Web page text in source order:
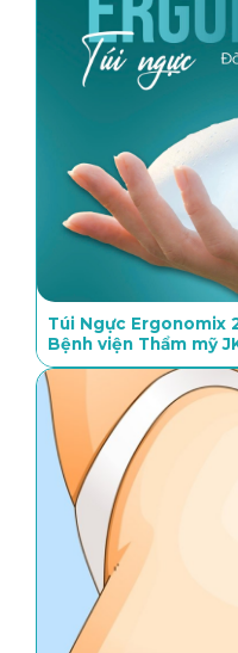
Túi Ngực Ergonomix
Bệnh viện Thẩm mỹ